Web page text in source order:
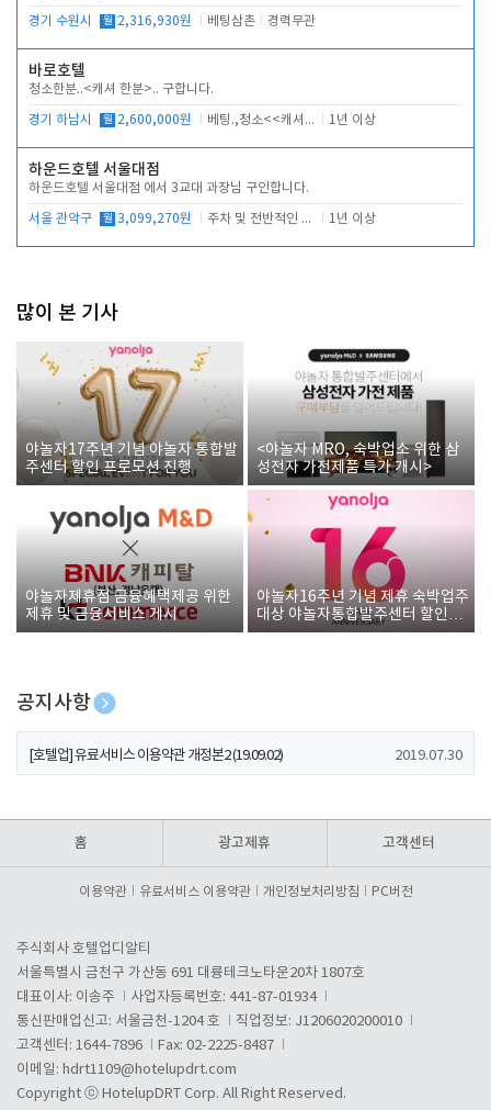
경기 수원시 월 2,316,930원 베팅삼촌 경력무관
바로호텔
청소한분..<캐셔 한분>.. 구합니다.
경기 하남시 월 2,600,000원 베팅.,청소<<캐셔 모셔봅니다. 1년 이상
하운드호텔 서울대점
하운드호텔 서울대점 에서 3교대 과장님 구인합니다.
서울 관악구 월 3,099,270원 주차 및 전반적인 당번업무 1년 이상
많이 본 기사
야놀자17주년 기념 야놀자 통합발
주센터 할인 프로모션 진행
<야놀자 MRO, 숙박업소 위한 삼
성전자 가전제품 특가 개시>
야놀자제휴점 금융혜택제공 위한
제휴 및 금융서비스 게시
야놀자16주년 기념 제휴 숙박업주
대상 야놀자통합발주센터 할인쿠
폰 증정
공지사항
[호텔업] 개인정보 처리방침 개정본1 (19.09.02)
[호텔업] 유료서비스 이용약관 개정본2 (19.09.02) 2019.07.30
홈 광고제휴 고객센터
이용약관 유료서비스 이용약관 개인정보처리방침 PC버전
주식회사 호텔업디알티
서울특별시 금천구 가산동 691 대륭테크노타운20차 1807호
대표이사: 이송주
사업자등록번호: 441-87-01934
통신판매업신고: 서울금천-1204 호
직업정보: J1206020200010
고객센터: 1644-7896
Fax: 02-2225-8487
이메일: hdrt1109@hotelupdrt.com
Copyright ⓒ HotelupDRT Corp. All Right Reserved.